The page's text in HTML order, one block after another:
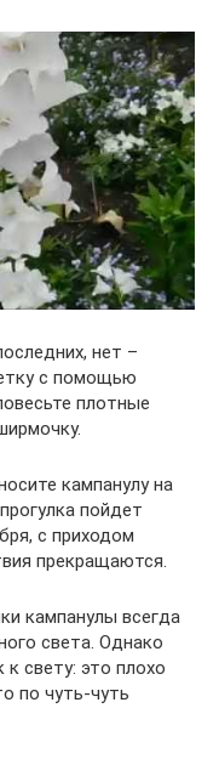
нет –
с помощью
плотные
кампанулу на
пойдет
с приходом
прекращаются.
кампанулы всегда
света. Однако
свету: это плохо
по чуть-чуть